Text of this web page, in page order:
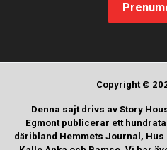
Copyright ©
Denna sajt drivs av Story
Egmont publicerar ett
däribland Hemmets Journal,